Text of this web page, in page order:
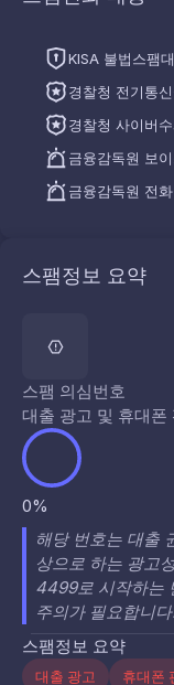
KISA 불법스팸
경찰청 전기통
경찰청 사이버
금융감독원 보
금융감독원 전
스팸정보 요약
스팸 의심번호
대출 광고 및 휴대폰
0%
해당 번호는 대출
상으로 하는 광고
4499로 시작하는
주의가 필요합니
스팸정보 요약
대출 광고 휴대폰